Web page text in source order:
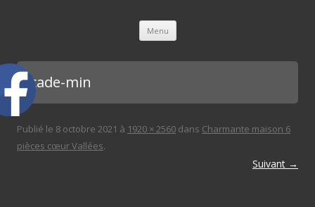
Menu Aller au contenu principal
facade-min
Publié le 8 octobre 2021 à 1920 × 2560 dans Charmante maison 6
pièces cœur Vallées.
Suivant →